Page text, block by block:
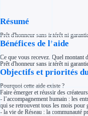
Résumé
Prêt d'honneur sans intérêt ni
Bénéfices de l’aide
Ce que vous recevez. Quel montant
Prêt d'honneur sans intérêt ni
Objectifs et priorités
Pourquoi cette aide existe ?
Faire émerger et réussir des
- l’accompagnement humain : les
qui se retrouvent tous les mois pour
- la vie de Réseau : la communauté